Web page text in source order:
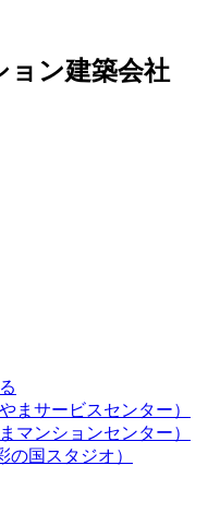
ョン建築会社
まサービスセンター）
マンションセンター）
の国スタジオ）